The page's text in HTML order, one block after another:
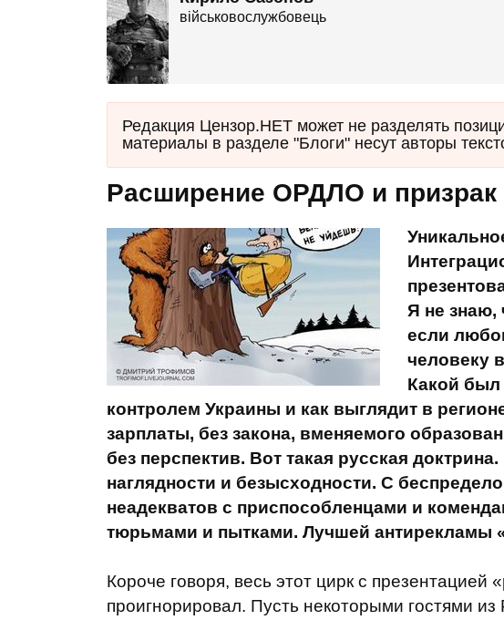
військовослужбовець
Редакция Цензор.НЕТ может не разделять
материалы в разделе "Блоги" несут авторы
Расширение ОРДЛО и
Я не знаю,
если
человеку
Какой был
контролем Украины и как выглядит в
зарплаты, без закона, вменяемого
без перспектив. Вот такая русская
наглядности и безысходности. С
неадекватов с приспособленцами и
тюрьмами и пытками. Лучшей антирекламы
Короче говоря, весь этот цирк с презентацией
проигнорировал. Пусть некоторыми гостями